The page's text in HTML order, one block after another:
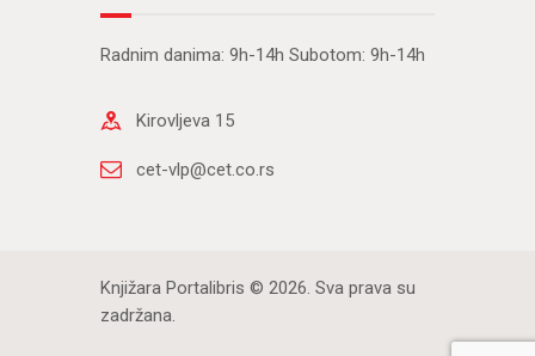
Radnim danima: 9h-14h Subotom: 9h-14h
Kirovljeva 15
cet-vlp@cet.co.rs
Knjižara Portalibris © 2026. Sva prava su
zadržana.